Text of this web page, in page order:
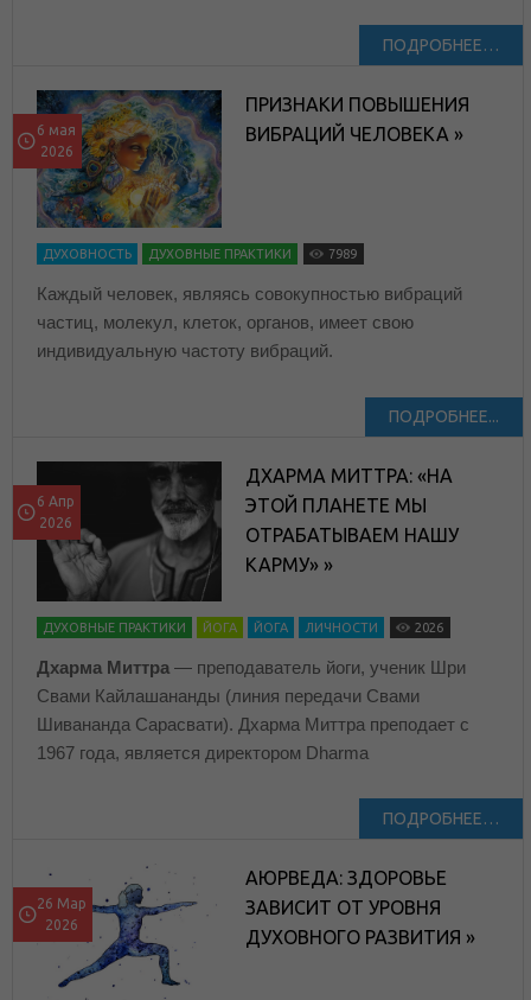
ПОДРОБНЕЕ…
6 мая
2026
ПРИЗНАКИ ПОВЫШЕНИЯ
ВИБРАЦИЙ ЧЕЛОВЕКА »
ДУХОВНОСТЬ ДУХОВНЫЕ ПРАКТИКИ 7989
Каждый человек, являясь совокупностью вибраций
частиц, молекул, клеток, органов, имеет свою
индивидуальную частоту вибраций.
ПОДРОБНЕЕ...
6 Апр
2026
ДХАРМА МИТТРА: «НА
ЭТОЙ ПЛАНЕТЕ МЫ
ОТРАБАТЫВАЕМ НАШУ
КАРМУ» »
ДУХОВНЫЕ ПРАКТИКИ ЙОГА ЙОГА ЛИЧНОСТИ 2026
Дхарма Миттра — преподаватель йоги, ученик Шри
Свами Кайлашананды (линия передачи Свами
Шивананда Сарасвати). Дхарма Миттра преподает с
1967 года, является директором Dharma
ПОДРОБНЕЕ…
26 Мар
2026
АЮРВЕДА: ЗДОРОВЬЕ
ЗАВИСИТ ОТ УРОВНЯ
ДУХОВНОГО РАЗВИТИЯ »